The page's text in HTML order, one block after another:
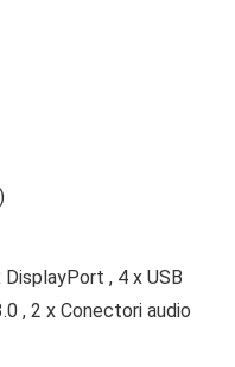
DisplayPort , 4 x USB
, 2 x Conectori audio